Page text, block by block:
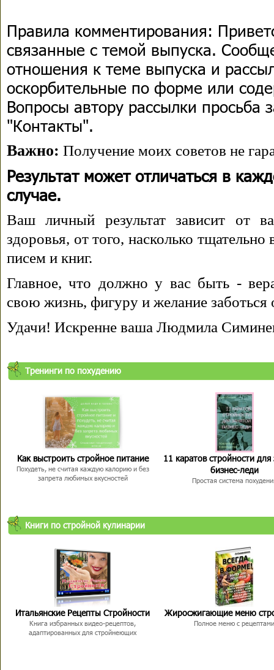
Правила комментирования:
связанные с темой выпуска.
отношения к теме выпуска и
оскорбительные по форме или
Вопросы автору рассылки просьба
"Контакты".
Важно: Получение моих советов не
Результат может отличаться в
случае.
Ваш личный результат зависит от
здоровья, от того, насколько
писем и книг.
Главное, что должно у вас быть -
свою жизнь, фигуру и желание заботься
Удачи! Искренне ваша Людмила
Тренинги по похудению
Как выстроить стройное питание
Похудеть, не считая каждую калорию и без
запрета любимых вкусностей
11 каратов стройности для
бизнес-леди
Простая система
Книги по стройной кулинарии
Итальянские Рецепты Стройности
Книга избранных видео-рецептов,
адаптированных для стройнеющих
Жиросжигающие меню
Полное меню с рецептами